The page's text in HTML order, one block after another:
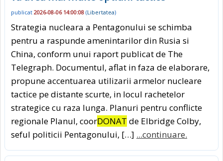
publicat 2026-08-06 14:00:08 (Libertatea)
Strategia nucleara a Pentagonului se schimba
pentru a raspunde amenintarilor din Rusia si
China, conform unui raport publicat de The
Telegraph. Documentul, aflat in faza de elaborare,
propune accentuarea utilizarii armelor nucleare
tactice pe distante scurte, in locul rachetelor
strategice cu raza lunga. Planuri pentru conflicte
regionale Planul, coorDONAT de Elbridge Colby,
seful politicii Pentagonului, […] ...continuare.